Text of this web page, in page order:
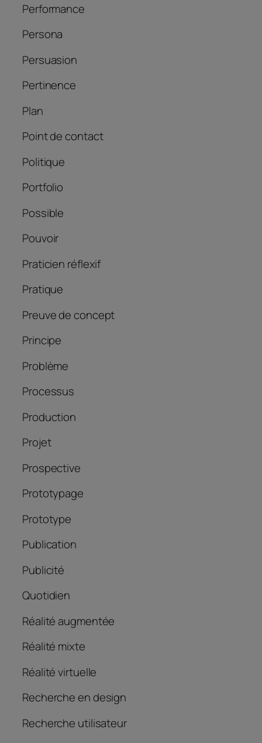
Performance
Persona
Persuasion
Pertinence
Plan
Point de contact
Politique
Portfolio
Possible
Pouvoir
Praticien réflexif
Pratique
Preuve de concept
Principe
Problème
Processus
Production
Projet
Prospective
Prototypage
Prototype
Publication
Publicité
Quotidien
Réalité augmentée
Réalité mixte
Réalité virtuelle
Recherche en design
Recherche utilisateur